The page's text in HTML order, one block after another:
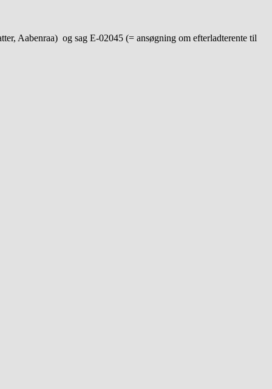
Aabenraa) og sag E-02045 (= ansøgning om efterladterente til